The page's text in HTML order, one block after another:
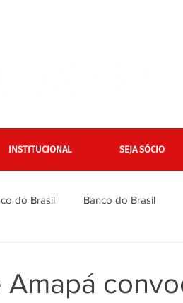
INSTITUCIONAL SEJA SÓCIO
do Brasil Banco do Brasil